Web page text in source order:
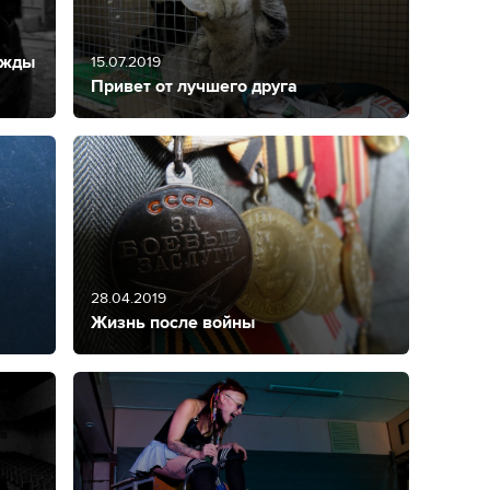
15.07.2019
Привет от лучшего друга
28.04.2019
Жизнь после войны